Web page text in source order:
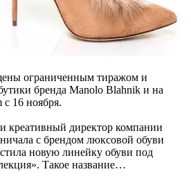
ограниченным тиражом и
бренда Manolo Blahnik и на
с 16 ноября.
креативный директор компании
с брендом люксовой обуви
новую линейку обуви под
Такое название…